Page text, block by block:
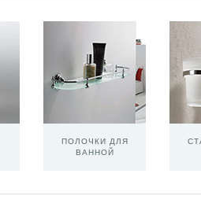
ПОЛОЧКИ ДЛЯ
ВАННОЙ